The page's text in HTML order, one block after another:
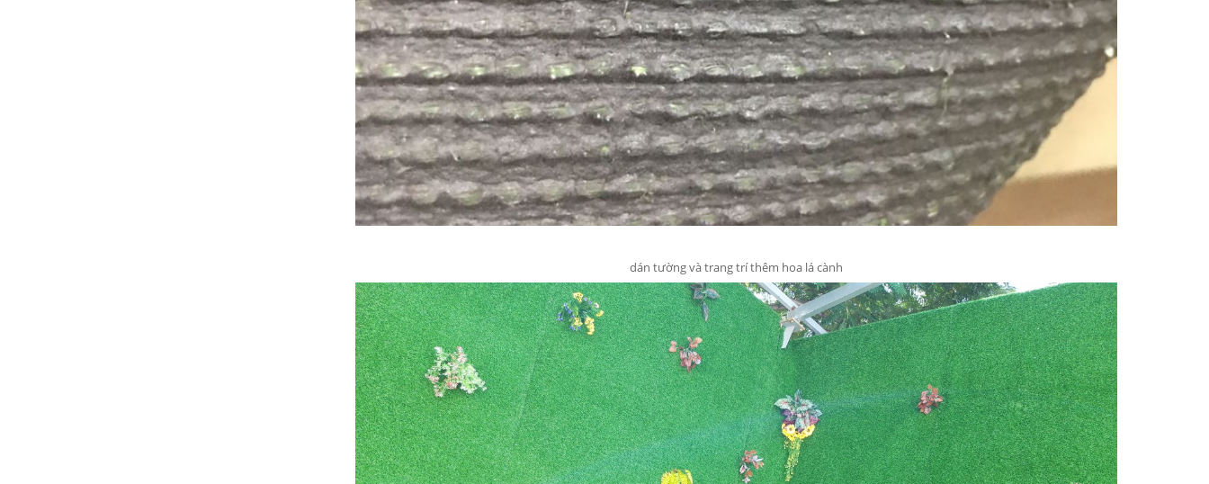
dán tường và trang trí thêm hoa lá cành